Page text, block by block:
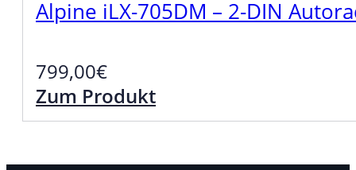
Alpine iLX-705DM – 2-DIN
799,00€
Zum Produkt